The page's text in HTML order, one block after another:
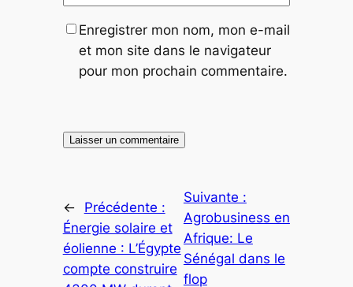
Enregistrer mon nom, mon e-mail
et mon site dans le navigateur
pour mon prochain commentaire.
←
Précédente :
Énergie solaire et
éolienne : L’Égypte
compte construire
Suivante :
Agrobusiness en
Afrique: Le
Sénégal dans le
flop